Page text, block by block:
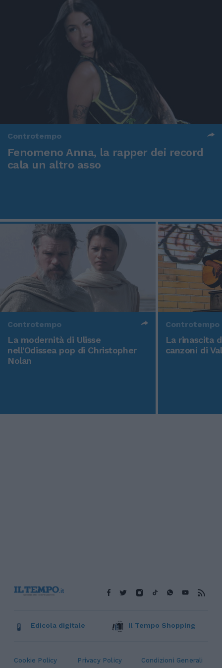
Controtempo
Fenomeno Anna, la rapper dei record
cala un altro asso
Controtempo
La modernità di Ulisse
nell'Odissea pop di Christopher
Nolan
Controtempo
La rinascita
canzoni di
Cookie Policy Privacy Policy Condizioni Generali
Edicola digitale Il Tempo Shopping